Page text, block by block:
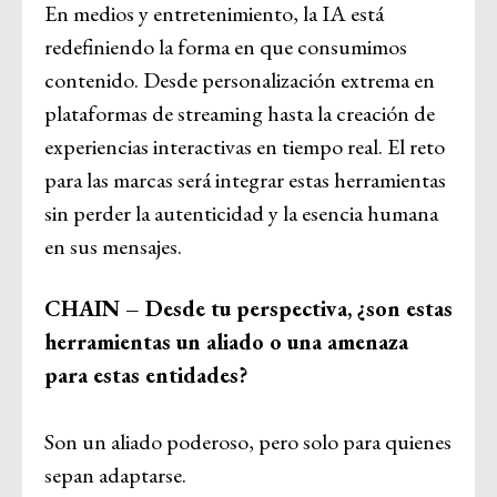
En medios y entretenimiento, la IA está
redefiniendo la forma en que consumimos
contenido. Desde personalización extrema en
plataformas de streaming hasta la creación de
experiencias interactivas en tiempo real. El reto
para las marcas será integrar estas herramientas
sin perder la autenticidad y la esencia humana
en sus mensajes.
CHAIN – Desde tu perspectiva, ¿son estas
herramientas un aliado o una amenaza
para estas entidades?
Son un aliado poderoso, pero solo para quienes
sepan adaptarse.